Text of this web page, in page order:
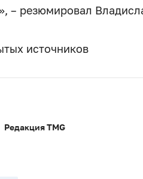
– резюмировал
источников
Редакция TMG